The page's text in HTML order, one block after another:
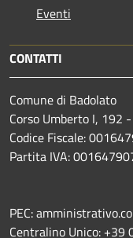
Eventi
CONTATTI
Comune di Badolato
Corso Umberto I, 192
Codice Fiscale:
Partita IVA:
PEC:
Centralino Unico: +39